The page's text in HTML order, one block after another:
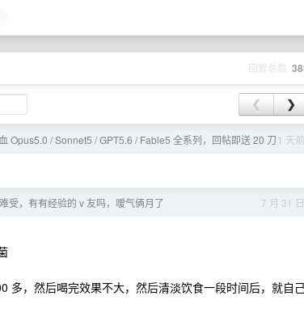
回复总数
❮ ❯
1 天前
Opus5.0 / Sonnet5 / GPT5.6 / Fable5 全系列，回帖即送 20 刀
7 月 31 日
受，有有经验的 v 友吗，嗳气俩月了
多，然后喝完效果不大，然后清淡饮食一段时间后，就自